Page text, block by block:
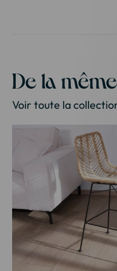
la
Galerie
De la
Voir toute la